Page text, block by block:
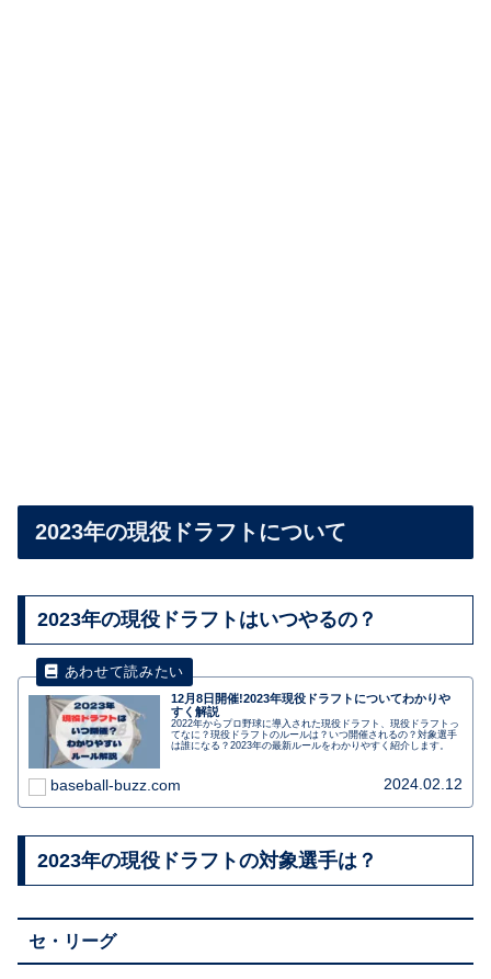
2023年の現役ドラフトについて
2023年の現役ドラフトはいつやるの？
12月8日開催!2023年現役ドラフトについてわかりや
すく解説
2022年からプロ野球に導入された現役ドラフト、現役ドラフトっ
てなに？現役ドラフトのルールは？いつ開催されるの？対象選手
は誰になる？2023年の最新ルールをわかりやすく紹介します。
baseball-buzz.com 2024.02.12
2023年の現役ドラフトの対象選手は？
セ・リーグ